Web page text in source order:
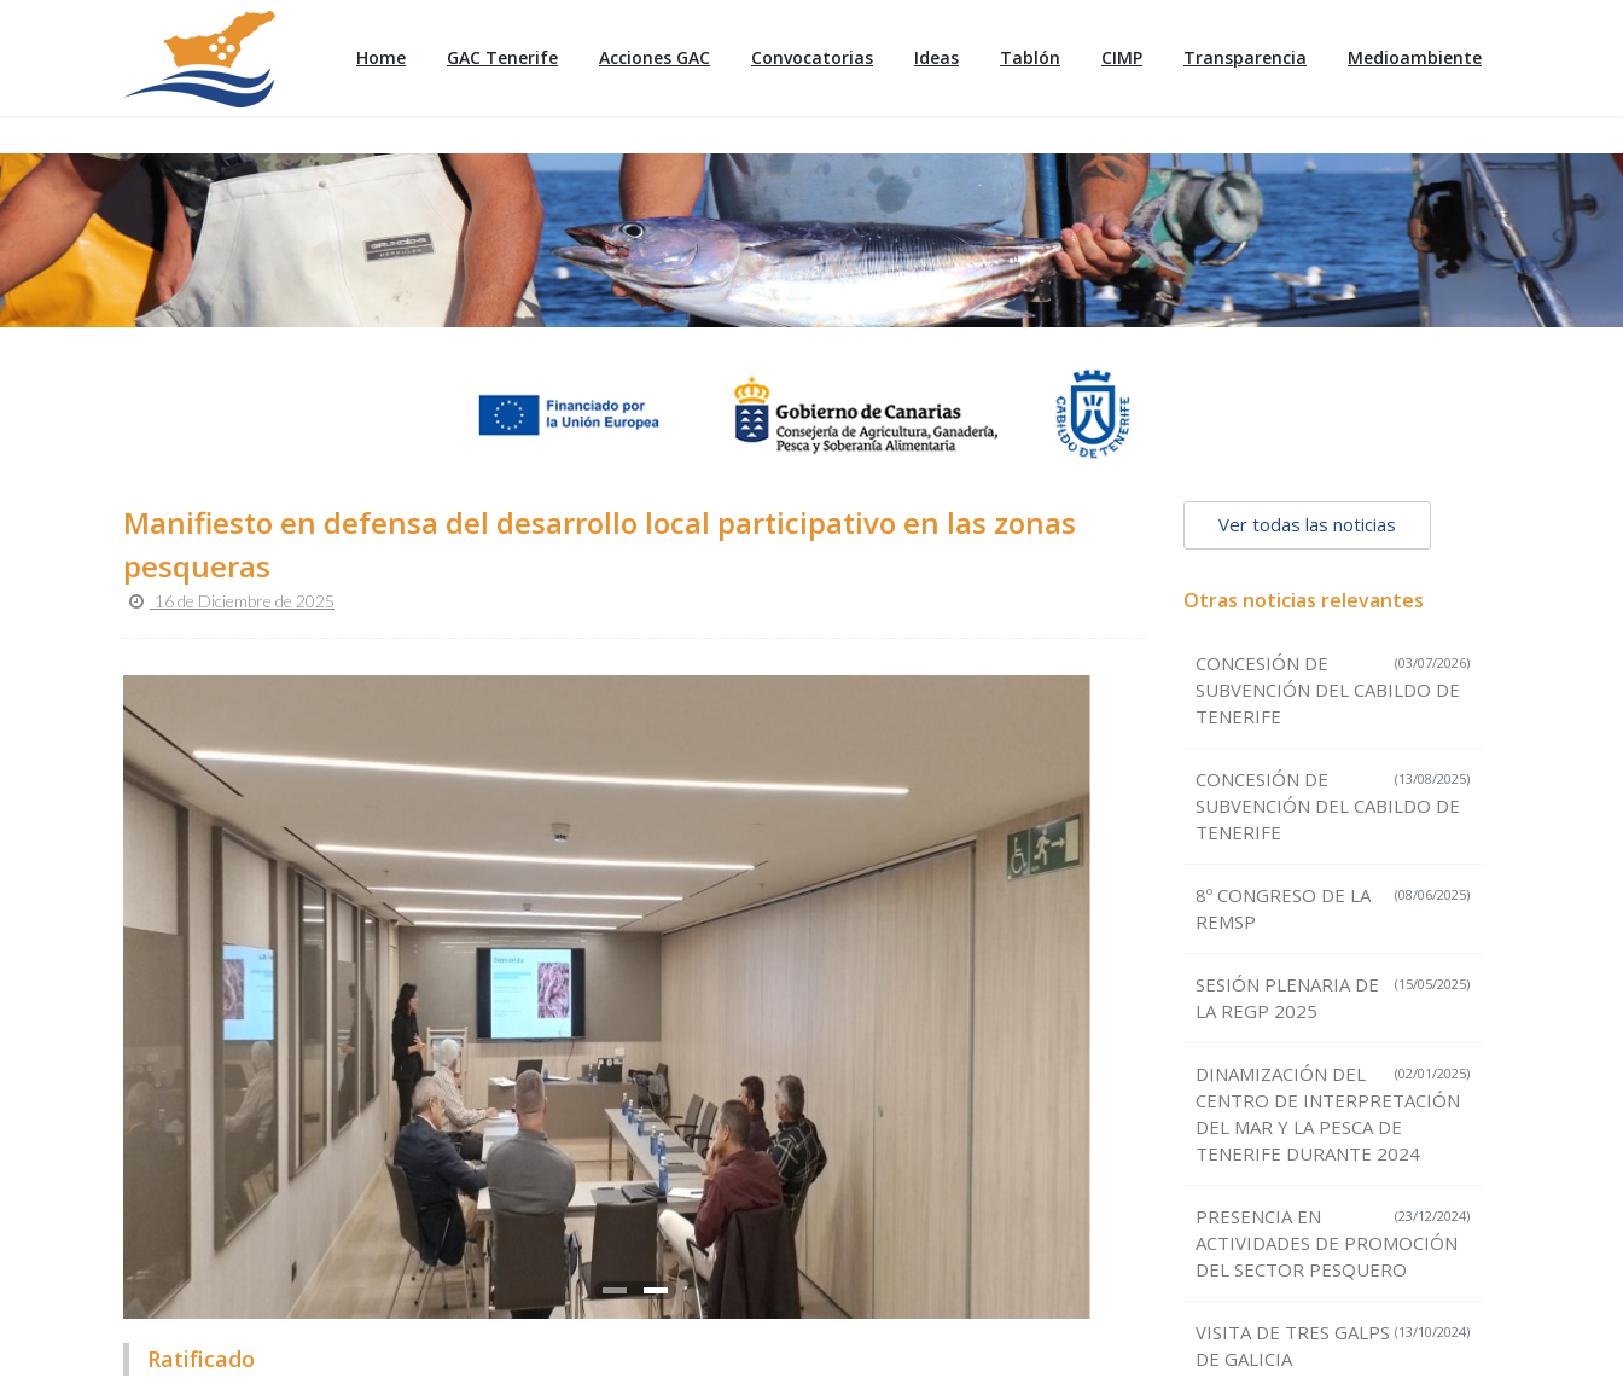
Home GAC Tenerife Acciones GAC Convocatorias Ideas Tablón CIMP Transparencia Medioambiente
Manifiesto en defensa del desarrollo local participativo en las zonas
pesqueras
16 de Diciembre de 2025
Ratificado
Ver todas las noticias
Otras noticias relevantes
(03/07/2026)
CONCESIÓN DE
SUBVENCIÓN DEL CABILDO DE
TENERIFE
(13/08/2025)
CONCESIÓN DE
SUBVENCIÓN DEL CABILDO DE
TENERIFE
(08/06/2025)
8º CONGRESO DE LA
REMSP
(15/05/2025)
SESIÓN PLENARIA DE
LA REGP 2025
(02/01/2025)
DINAMIZACIÓN DEL
CENTRO DE INTERPRETACIÓN
DEL MAR Y LA PESCA DE
TENERIFE DURANTE 2024
(23/12/2024)
PRESENCIA EN
ACTIVIDADES DE PROMOCIÓN
DEL SECTOR PESQUERO
(13/10/2024)
VISITA DE TRES GALPS
DE GALICIA